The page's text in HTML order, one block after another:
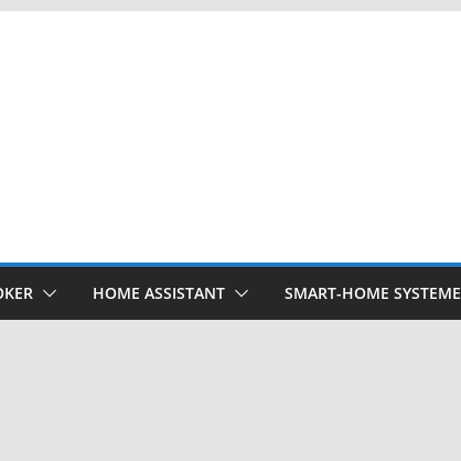
HOME ASSISTANT SMART-HOME SYSTEME